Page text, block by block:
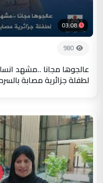
03:08
980
عالجوها مجانا ..مشهد
لطفلة جزائرية مصابة